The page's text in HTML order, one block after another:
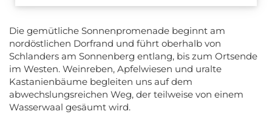
Die gemütliche Sonnenpromenade beginnt am
nordöstlichen Dorfrand und führt oberhalb von
Schlanders am Sonnenberg entlang, bis zum Ortsende
im Westen. Weinreben, Apfelwiesen und uralte
Kastanienbäume begleiten uns auf dem
abwechslungsreichen Weg, der teilweise von einem
Wasserwaal gesäumt wird.